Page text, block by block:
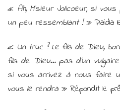
« Ah, M’sieur Jolicoeur, si
un peu ressemblant !» Plaida
« Un truc ? Le fils de Dieu,
fils de Dieu… pas d’un
si vous arrivez à nous faire
vous le rendra » Répondit le